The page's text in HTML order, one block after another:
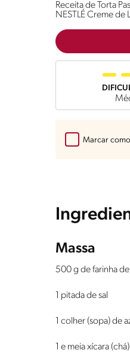
Receita de Torta
NESTLÉ Creme
Marcar
Massa
500 g de farinha
1 pitada de sal
1 colher (sopa) de
1 e meia xícara